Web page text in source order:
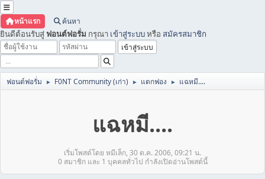
หน้าแรก ค้นหา
ยินดีต้อนรับสู่ ฟอนต์ฟอรั่ม กรุณา เข้าสู่ระบบหรือ สมัครสมาชิก
ฟอนต์ฟอรั่ม ► F0NT Community (เก่า) ► แตกฟอง ► แฉหมี....
แฉหมี....
เริ่มโพสต์โดย หมีเล็ก, 30 ต.ค. 2006, 09:21 น.
0 สมาชิก และ 1 บุคคลทั่วไป กำลังเปิดอ่านโพสต์นี้